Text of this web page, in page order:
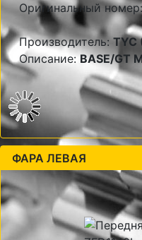
Оригинальный
Производитель: TYC
Описание: BASE/GT
ФАРА ЛЕВАЯ